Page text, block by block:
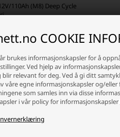
COOKIE
brukes informasjonskapsler for å
Ved hjelp av
relevant for deg. Ved å gi ditt
våre egne informasjonskapsler og/
som samles inn via disse
i vår policy for informasjonskapsler
110Ah (M8) Deep Cycle
NOK
2-4 dagers levering
+